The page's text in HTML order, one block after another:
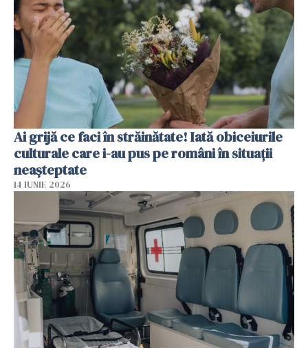
Ai grijă ce faci în străinătate! Iată obiceiurile
culturale care i-au pus pe români în situații
neașteptate
14 IUNIE 2026